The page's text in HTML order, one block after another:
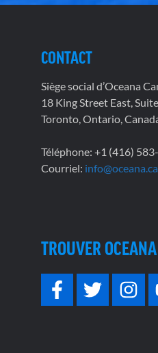
CONTACT
Siège social d’Oceana
18 King Street East,
Toronto, Ontario,
Téléphone: +1 (416)
Courriel: info@oceana.ca
TROUVER